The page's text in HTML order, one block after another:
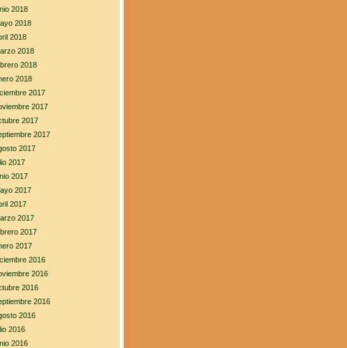
2018
2018
2018
2018
2018
2018
2017
2017
2017
2017
2017
2017
2017
2017
2017
2017
2017
2017
2016
2016
2016
2016
2016
2016
2016